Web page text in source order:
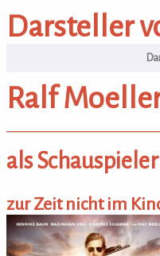
Darsteller von A-Z
Darsteller
Ralf
als
zur Zeit nicht im